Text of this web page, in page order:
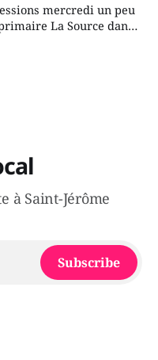
mercredi un peu
La Source dans
véhicule et aspergée
à Saint-Jérôme
Subscribe